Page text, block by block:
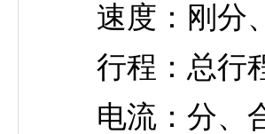
速度：刚分、
行程：总行程
电流：分、合